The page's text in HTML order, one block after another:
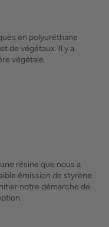
en polyuréthane
de végétaux. Il y a
végétale.
résine que nous a
émission de styrène
notre démarche de